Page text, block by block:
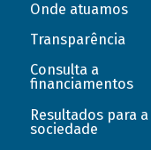
Onde atuamos
Transparência
Consulta a
financiamentos
Resultados para a
sociedade